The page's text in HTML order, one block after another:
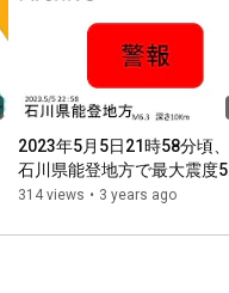
2023年5月5日21時58分頃、
石川県能登地方で最大震度5
強を観測した大きな地震【切
シフト】
314 views • 3 years ago